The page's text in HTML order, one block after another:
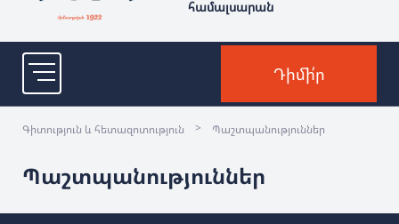
համալսարան
Դիմի՛ր
Գիտություն և հետազոտություն > Պաշտպանություններ
Պաշտպանություններ